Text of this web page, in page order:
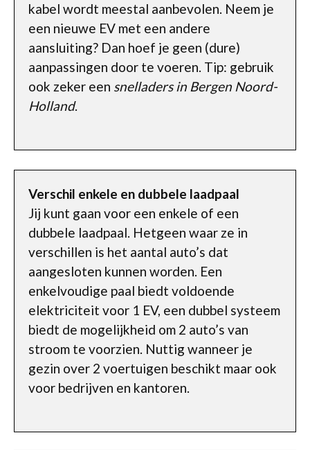
kabel wordt meestal aanbevolen. Neem je
een nieuwe EV met een andere
aansluiting? Dan hoef je geen (dure)
aanpassingen door te voeren. Tip: gebruik
ook zeker een snelladers in Bergen Noord-
Holland.
Verschil enkele en dubbele laadpaal
Jij kunt gaan voor een enkele of een
dubbele laadpaal. Hetgeen waar ze in
verschillen is het aantal auto’s dat
aangesloten kunnen worden. Een
enkelvoudige paal biedt voldoende
elektriciteit voor 1 EV, een dubbel systeem
biedt de mogelijkheid om 2 auto’s van
stroom te voorzien. Nuttig wanneer je
gezin over 2 voertuigen beschikt maar ook
voor bedrijven en kantoren.